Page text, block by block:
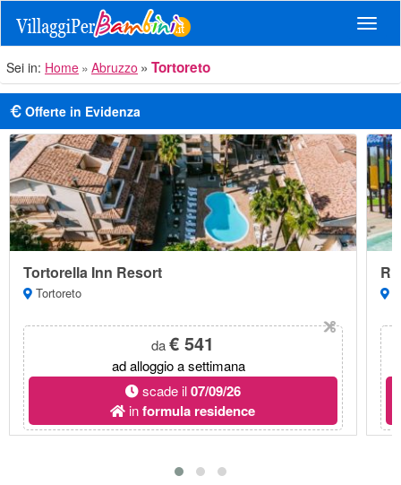
Sei in: Home Abruzzo Tortoreto
Offerte in Evidenza
Tortorella Inn Resort
Tortoreto
da€ 541
ad alloggio a settimana
scade il07/09/26
informula residence